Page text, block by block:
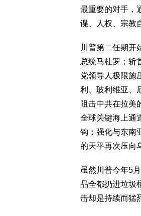
最重要的对手，
谍、人权、宗教
川普第二任期开
总统马杜罗；斩
党领导人极限施
利、玻利维亚、
阻击中共在拉美
全球关键海上通
钩；强化与东南
的天平再次压
虽然川普今年5
品全都扔进垃圾
击却是持续而猛